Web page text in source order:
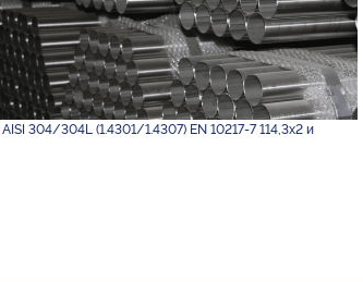
304/304L (1.4301/1.4307) EN 10217-7 114,3х2 и